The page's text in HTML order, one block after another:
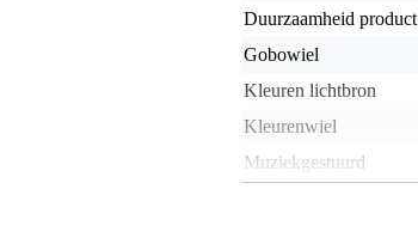
Duurzaamheid product
Gobowiel
Kleuren lichtbron
Kleurenwiel
Muziekgestuurd